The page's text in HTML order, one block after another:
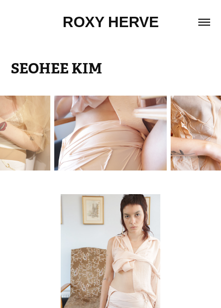
ROXY HERVE
SEOHEE KIM